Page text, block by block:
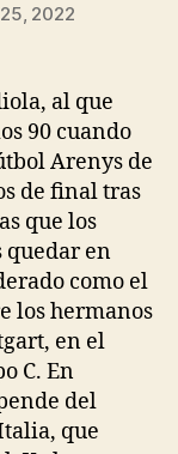
2022
al que
90 cuando
Arenys de
de final tras
que los
quedar en
como el
los hermanos
en el
C. En
del
que